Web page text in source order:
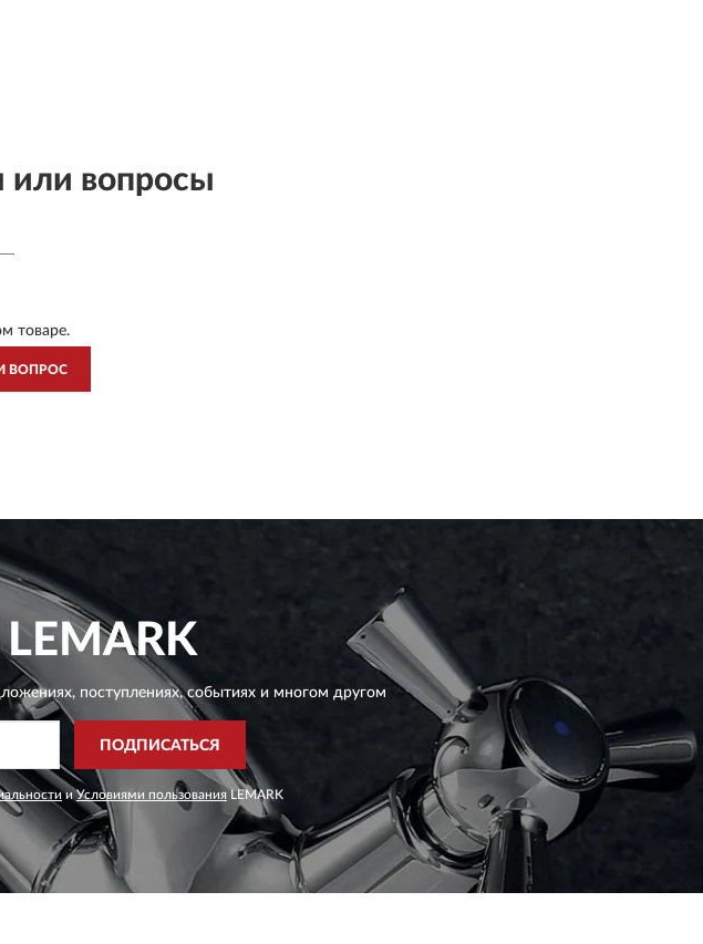
или вопросы
товаре.
ВОПРОС
поступлениях, событиях и многом другом
ПОДПИСАТЬСЯ
иУсловиями пользования LEMARK